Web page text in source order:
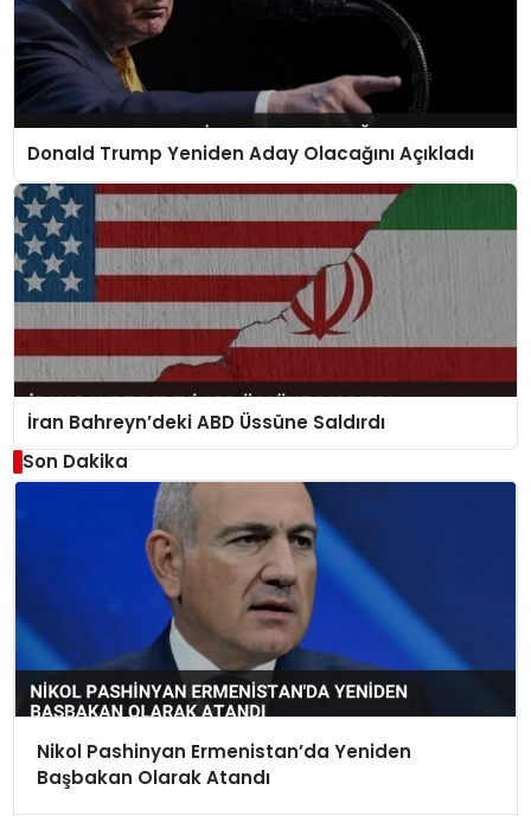
Donald Trump Yeniden Aday Olacağını Açıkladı
İran Bahreyn’deki ABD Üssüne Saldırdı
Son Dakika
Nikol Pashinyan Ermenistan’da Yeniden
Başbakan Olarak Atandı